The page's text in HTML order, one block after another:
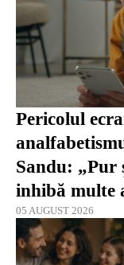
Pericolul
Sandu: „Pur
inhibă multe
05 AUGUST 2026